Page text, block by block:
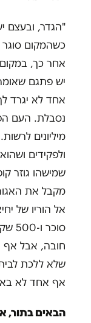
"הגדר, ובעצם
כשהמקום סוגר
אחר כך,
יש פתגם
אחד לא יגרד
נסבלת. העם
מיליונים
ולפקידים
שמישהו גוזר
מקבל את
אל הוריו של
חובה, אבל אף
שלא ללכת
אף אחד לא בא
הבאים בתור,